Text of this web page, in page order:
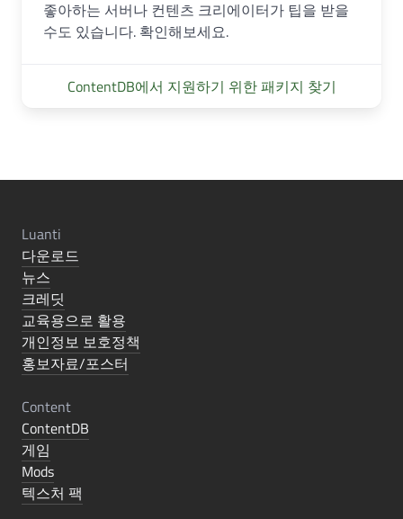
좋아하는 서버나 컨텐츠 크리에이터가 팁을 받을
수도 있습니다. 확인해보세요.
ContentDB에서 지원하기 위한 패키지 찾기
Luanti
다운로드
뉴스
크레딧
교육용으로 활용
개인정보 보호정책
홍보자료/포스터
Content
ContentDB
게임
Mods
텍스처 팩